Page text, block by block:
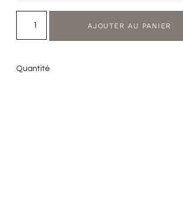
AJOUTER AU PANIER
Quantité